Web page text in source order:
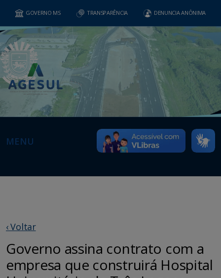
GOVERNO MS TRANSPARÊNCIA DENUNCIA ANÔNIMA
MENU
‹ Voltar
Governo assina contrato com a
empresa que construirá Hospital